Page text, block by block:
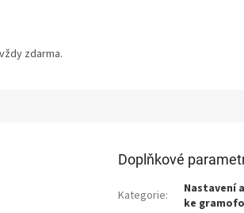
zdarma.
Doplňkové
Kategorie:
Nastavení
ke